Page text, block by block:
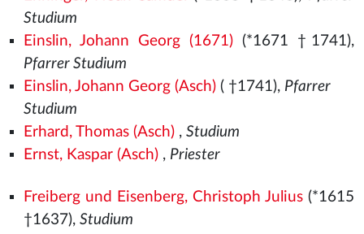
Studium
Einslin, Johann Georg (1671)(*1671 †1741),
Pfarrer Studium
Einslin, Johann Georg (Asch)( †1741), Pfarrer
Studium
Erhard, Thomas (Asch), Studium
Ernst, Kaspar (Asch), Priester
Freiberg und Eisenberg, Christoph Julius (*1615
†1637), Studium